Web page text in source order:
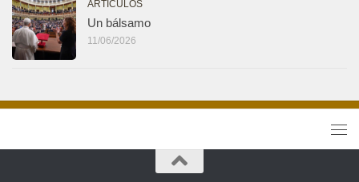
ARTICULOS
Un bálsamo
11/06/2026